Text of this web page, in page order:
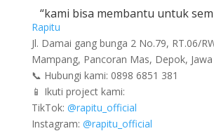
“kami bisa membantu untuk
Rapitu
Jl. Damai gang bunga 2 No.79, RT.06/
Mampang, Pancoran Mas, Depok,
📞 Hubungi kami: 0898 6851 381
📱 Ikuti project kami:
TikTok: @rapitu_official
Instagram: @rapitu_official